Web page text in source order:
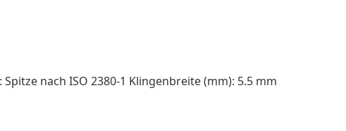
nach ISO 2380-1 Klingenbreite (mm): 5.5 mm